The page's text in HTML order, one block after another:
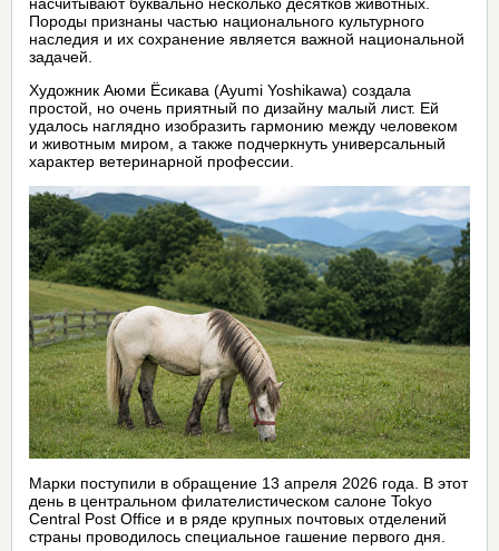
Породы признаны частью национального культурного
наследия и их сохранение является важной национальной
задачей.
Художник Аюми Ёсикава (Ayumi Yoshikawa) создала
простой, но очень приятный по дизайну малый лист. Ей
удалось наглядно изобразить гармонию между человеком
и животным миром, а также подчеркнуть универсальный
характер ветеринарной профессии.
Марки поступили в обращение 13 апреля 2026 года. В этот
день в центральном филателистическом салоне Tokyo
Central Post Office и в ряде крупных почтовых отделений
страны проводилось специальное гашение первого дня.